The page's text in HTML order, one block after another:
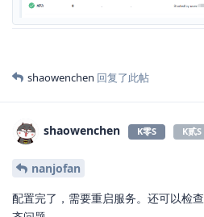
shaowenchen 回复了此帖
shaowenchen K零S K贰S
nanjofan
配置完了，需要重启服务。还可以检